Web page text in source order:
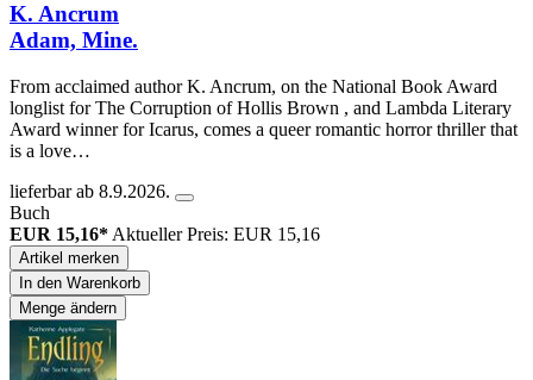
K. Ancrum
Adam, Mine.
From acclaimed author K. Ancrum, on the National Book Award
longlist for The Corruption of Hollis Brown , and Lambda Literary
Award winner for Icarus, comes a queer romantic horror thriller that
is a love…
lieferbar ab 8.9.2026.
Buch
EUR 15,16* Aktueller Preis: EUR 15,16
Artikel merken
In den Warenkorb
Menge ändern